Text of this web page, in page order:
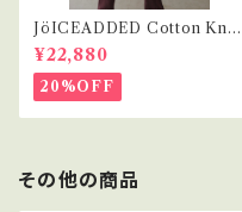
JöICEADDED Cotton Knit
Sweater
¥22,880
20%OFF
その他の商品